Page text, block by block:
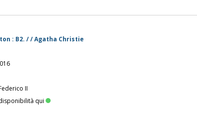
: B2. / / Agatha Christie
II
qui